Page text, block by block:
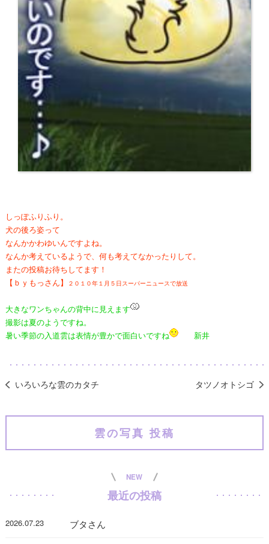
しっぽふりふり。
犬の後ろ姿って
なんかかわゆいんですよね。
なんか考えているようで、何も考えてなかったりして。
またの投稿お待ちしてます！
【ｂｙもっさん】
２０１０年１月５日スーパーニュースで放送
大きなワンちゃんの背中に見えます
撮影は夏のようですね。
暑い季節の入道雲は表情が豊かで面白いですね
新井
いろいろな雲のカタチ タツノオトシゴ
雲の写真 投稿
NEW
最近の投稿
2026.07.23 ブタさん